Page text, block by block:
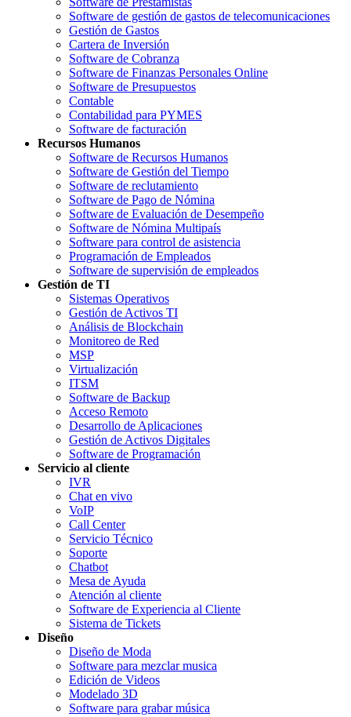
Software de gestión de gastos de telecomunicaciones
Gestión de Gastos
Cartera de Inversión
Software de Cobranza
Software de Finanzas Personales Online
Software de Presupuestos
Contable
Contabilidad para PYMES
Software de facturación
Recursos Humanos
Software de Recursos Humanos
Software de Gestión del Tiempo
Software de reclutamiento
Software de Pago de Nómina
Software de Evaluación de Desempeño
Software de Nómina Multipaís
Software para control de asistencia
Programación de Empleados
Software de supervisión de empleados
Gestión de TI
Sistemas Operativos
Gestión de Activos TI
Análisis de Blockchain
Monitoreo de Red
MSP
Virtualización
ITSM
Software de Backup
Acceso Remoto
Desarrollo de Aplicaciones
Gestión de Activos Digitales
Software de Programación
Servicio al cliente
IVR
Chat en vivo
VoIP
Call Center
Servicio Técnico
Soporte
Chatbot
Mesa de Ayuda
Atención al cliente
Software de Experiencia al Cliente
Sistema de Tickets
Diseño
Diseño de Moda
Software para mezclar musica
Edición de Videos
Modelado 3D
Software para grabar música